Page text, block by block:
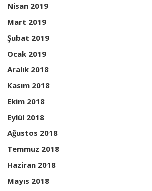
Nisan 2019
Mart 2019
Şubat 2019
Ocak 2019
Aralık 2018
Kasım 2018
Ekim 2018
Eylül 2018
Ağustos 2018
Temmuz 2018
Haziran 2018
Mayıs 2018